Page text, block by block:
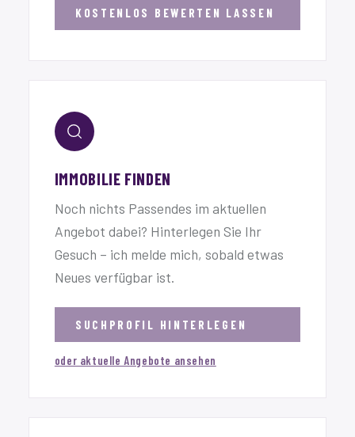
KOSTENLOS BEWERTEN LASSEN
IMMOBILIE FINDEN
Noch nichts Passendes im aktuellen
Angebot dabei? Hinterlegen Sie Ihr
Gesuch – ich melde mich, sobald etwas
Neues verfügbar ist.
SUCHPROFIL HINTERLEGEN
oder aktuelle Angebote ansehen